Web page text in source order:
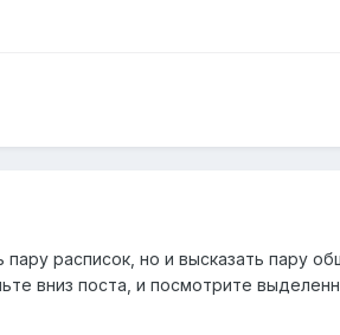
расписок, но и высказать пару
вниз поста, и посмотрите